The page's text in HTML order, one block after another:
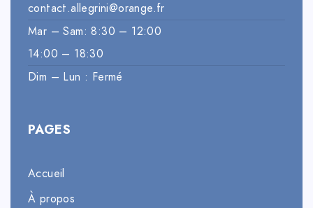
contact.allegrini@orange.fr
Mar – Sam: 8:30 – 12:00
14:00 – 18:30
Dim – Lun : Fermé
PAGES
Accueil
À propos